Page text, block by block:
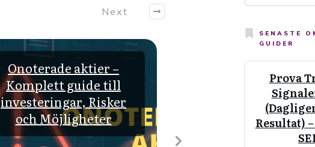
Next
Onoterade aktier –
Komplett guide till
investeringar, Risker
och Möjligheter
Utebliven
Preferensaktier –
händer och Ska du
SENASTE
GUIDER
Prova
Resultat)